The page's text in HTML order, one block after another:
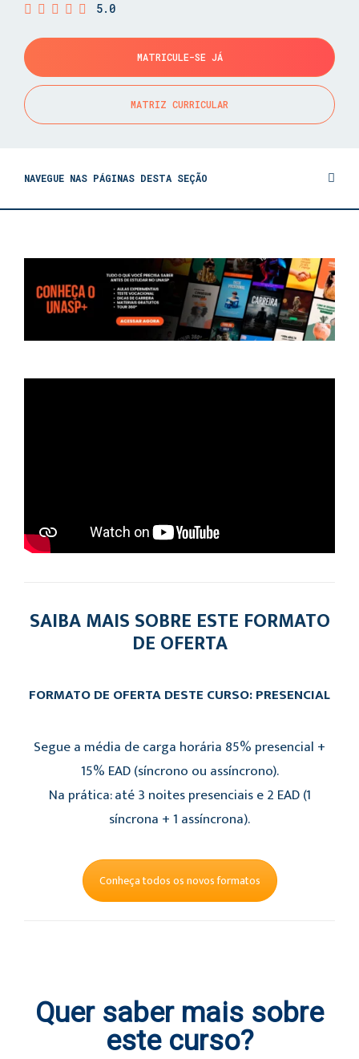
5.0
MATRICULE-SE JÁ
MATRIZ CURRICULAR
NAVEGUE NAS PÁGINAS DESTA SEÇÃO
SAIBA MAIS SOBRE ESTE FORMATO
DE OFERTA
FORMATO DE OFERTA DESTE CURSO: PRESENCIAL
Segue a média de carga horária 85% presencial +
15% EAD (síncrono ou assíncrono).
Na prática: até 3 noites presenciais e 2 EAD (1
síncrona + 1 assíncrona).
Conheça todos os novos formatos
Quer saber mais sobre
este curso?